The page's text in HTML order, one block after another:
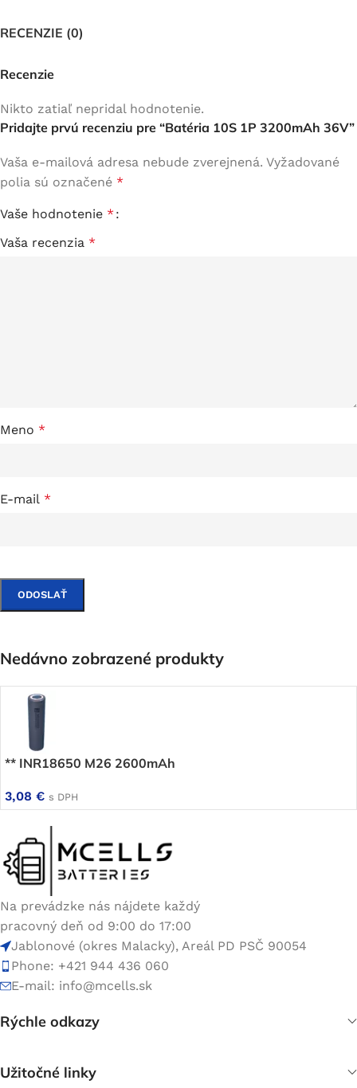
RECENZIE (0)
Recenzie
Nikto zatiaľ nepridal hodnotenie.
Pridajte prvú recenziu pre “Batéria 10S 1P 3200mAh 36V”
Vaša e-mailová adresa nebude zverejnená. Vyžadované
polia sú označené *
Vaše hodnotenie *
Vaša recenzia *
Meno *
E-mail *
Nedávno zobrazené produkty
** INR18650 M26 2600mAh
3,08 € s DPH
Na prevádzke nás nájdete každý
pracovný deň od 9:00 do 17:00
Jablonové (okres Malacky), Areál PD PSČ 90054
Phone: +421 944 436 060
E-mail: info@mcells.sk
Rýchle odkazy
Užitočné linky